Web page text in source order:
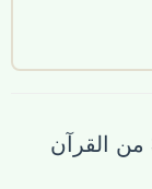
22 فكرة عن “استخاره صفحه 351 من القرآن